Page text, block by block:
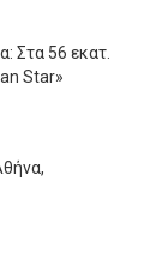
Στα 56 εκατ.
Star»